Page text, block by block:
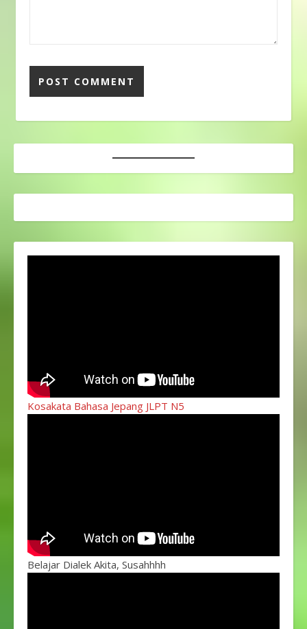
Kosakata Bahasa Jepang JLPT N5
Belajar Dialek Akita, Susahhhh